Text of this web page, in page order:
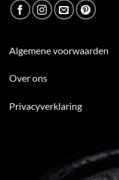
Algemene voorwaarden
Over ons
Privacyverklaring